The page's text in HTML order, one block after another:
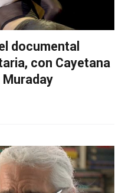
documental
con Cayetana
Muraday